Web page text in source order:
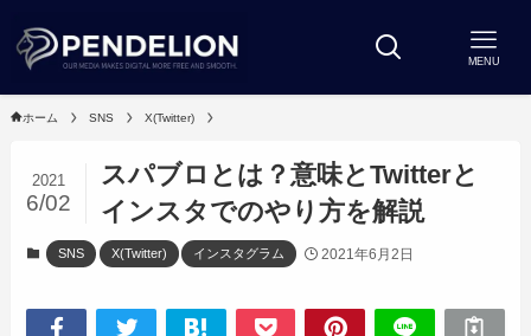
MENU
ホーム SNS X(Twitter)
スパブロとは？意味とTwitterと
インスタでのやり方を解説
2021
6/02
SNS X(Twitter) インスタグラム 2021年6月2日